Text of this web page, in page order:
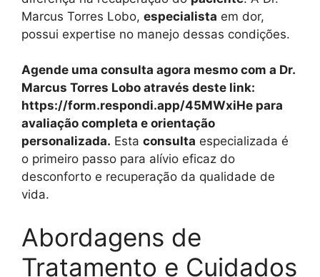
Marcus Torres Lobo, especialista em dor,
possui expertise no manejo dessas condições.
Agende uma consulta agora mesmo com a Dr.
Marcus Torres Lobo através deste link:
https://form.respondi.app/45MWxiHe para
avaliação completa e orientação
personalizada. Esta consulta especializada é
o primeiro passo para alívio eficaz do
desconforto e recuperação da qualidade de
vida.
Abordagens de
Tratamento e Cuidados